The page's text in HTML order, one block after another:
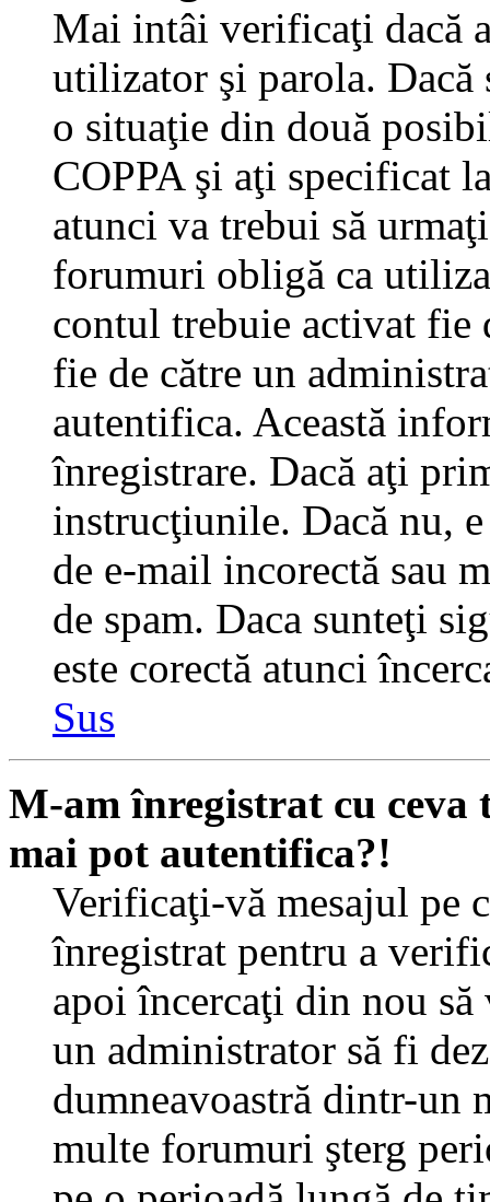
Mai intâi verificaţi dacă
utilizator şi parola. Dacă
o situaţie din două
COPPA şi aţi specificat
atunci va trebui să
forumuri obligă ca
contul trebuie activat fie
fie de către un
autentifica. Această
înregistrare. Dacă aţi
instrucţiunile. Dacă nu,
de e-mail incorectă sau
de spam. Daca sunteţi
este corectă atunci
Sus
M-am înregistrat cu
mai pot autentifica?!
Verificaţi-vă mesajul pe
înregistrat pentru a
apoi încercaţi din nou
un administrator să fi
dumneavoastră dintr-un
multe forumuri şterg